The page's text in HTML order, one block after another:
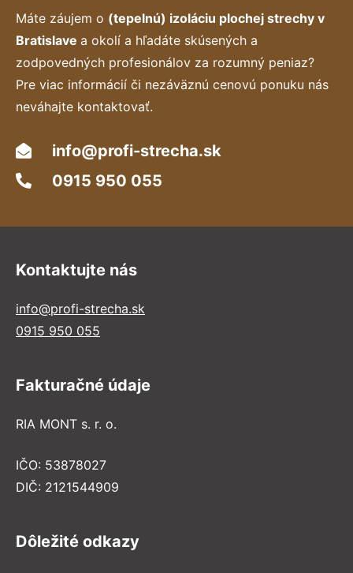
Máte záujem o (tepelnú) izoláciu plochej strechy v
Bratislave a okolí a hľadáte skúsených a
zodpovedných profesionálov za rozumný peniaz?
Pre viac informácií či nezáväznú cenovú ponuku nás
neváhajte kontaktovať.
info@profi-strecha.sk
0915 950 055
Kontaktujte nás
info@profi-strecha.sk
0915 950 055
Fakturačné údaje
RIA MONT s. r. o.
IČO: 53878027
DIČ: 2121544909
Dôležité odkazy